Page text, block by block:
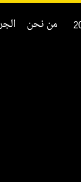
من نحن